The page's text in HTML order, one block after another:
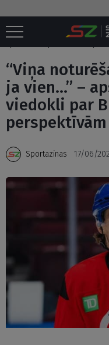
Sākums / “Viņa
apskatnieks pauž viedokli
“Viņa
ja vien…” –
viedokli par
Sportazinas 17/06/